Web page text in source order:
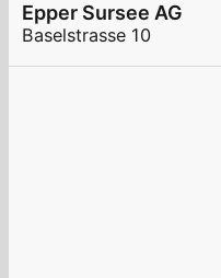
Epper Sursee AG
Baselstrasse 10